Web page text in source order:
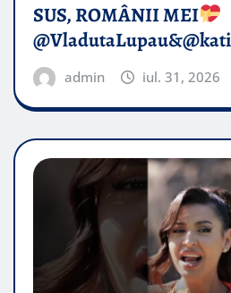
SUS, ROMÂNII MEI
admin iul. 31, 2026